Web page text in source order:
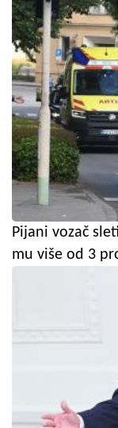
Pijani vozač
mu više od 3